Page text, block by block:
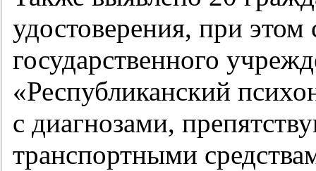
удостоверения, при этом
государственного
«Республиканский
с диагнозами,
транспортными